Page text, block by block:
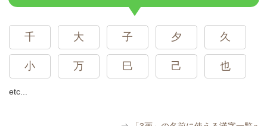
千 大 子 夕 久
小 万 巳 己 也
etc...